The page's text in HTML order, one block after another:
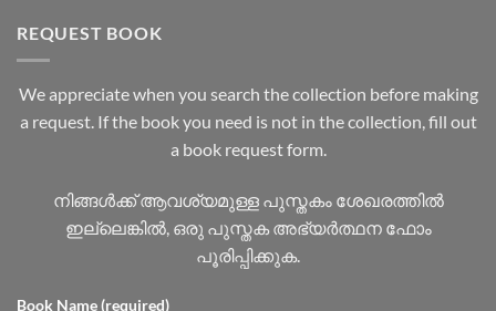
REQUEST BOOK
We appreciate when you search the collection before making
a request. If the book you need is not in the collection, fill out
a book request form.
നിങ്ങൾക്ക് ആവശ്യമുള്ള പുസ്തകം ശേഖരത്തിൽ
ഇല്ലെങ്കിൽ, ഒരു പുസ്തക അഭ്യർത്ഥന ഫോം
പൂരിപ്പിക്കുക.
Book Name (required)